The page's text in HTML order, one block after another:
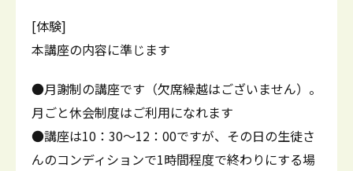
[体験]
本講座の内容に準じます
●月謝制の講座です（欠席繰越はございません）。
月ごと休会制度はご利用になれます
●講座は10：30～12：00ですが、その日の生徒さ
んのコンディションで1時間程度で終わりにする場